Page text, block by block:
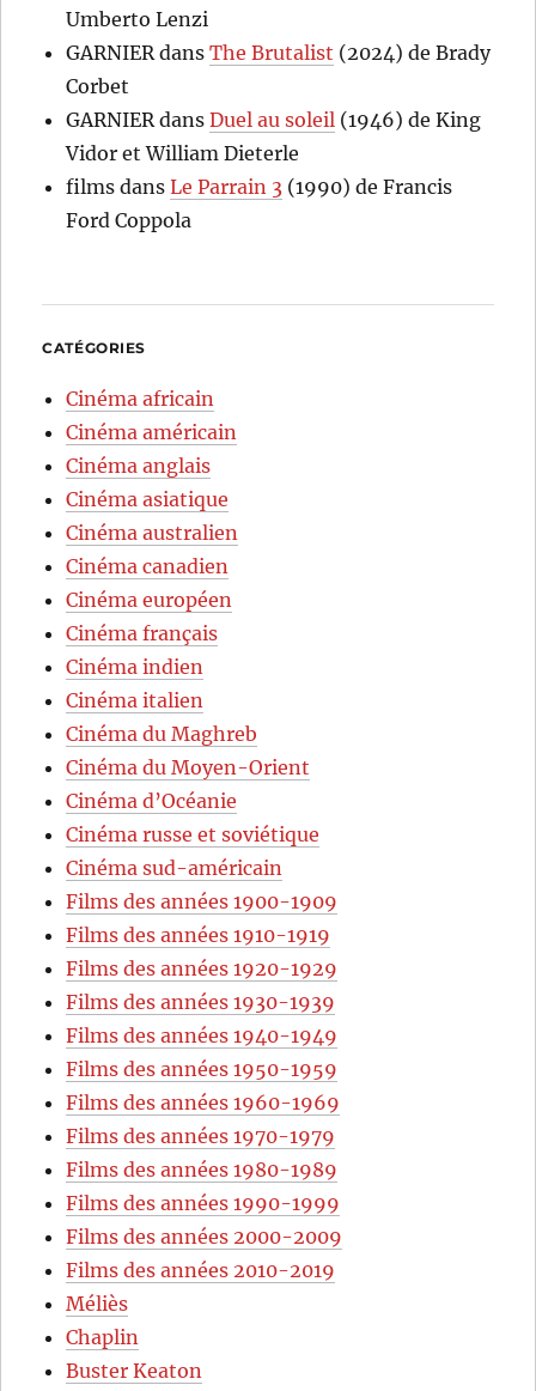
Umberto Lenzi
GARNIERdansThe Brutalist (2024) de Brady
Corbet
GARNIERdansDuel au soleil (1946) de King
Vidor et William Dieterle
films dansLe Parrain 3 (1990) de Francis
Ford Coppola
CATÉGORIES
Cinéma africain
Cinéma américain
Cinéma anglais
Cinéma asiatique
Cinéma australien
Cinéma canadien
Cinéma européen
Cinéma français
Cinéma indien
Cinéma italien
Cinéma du Maghreb
Cinéma du Moyen-Orient
Cinéma d’Océanie
Cinéma russe et soviétique
Cinéma sud-américain
Films des années 1900-1909
Films des années 1910-1919
Films des années 1920-1929
Films des années 1930-1939
Films des années 1940-1949
Films des années 1950-1959
Films des années 1960-1969
Films des années 1970-1979
Films des années 1980-1989
Films des années 1990-1999
Films des années 2000-2009
Films des années 2010-2019
Méliès
Chaplin
Buster Keaton